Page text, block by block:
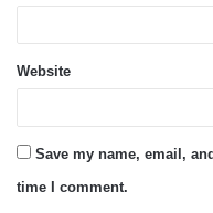
Website
Save my name, email,
time I comment.